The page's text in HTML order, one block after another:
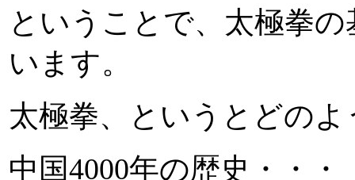
ということで、太極拳
います。
太極拳、というとどの
中国4000年の歴史・・・